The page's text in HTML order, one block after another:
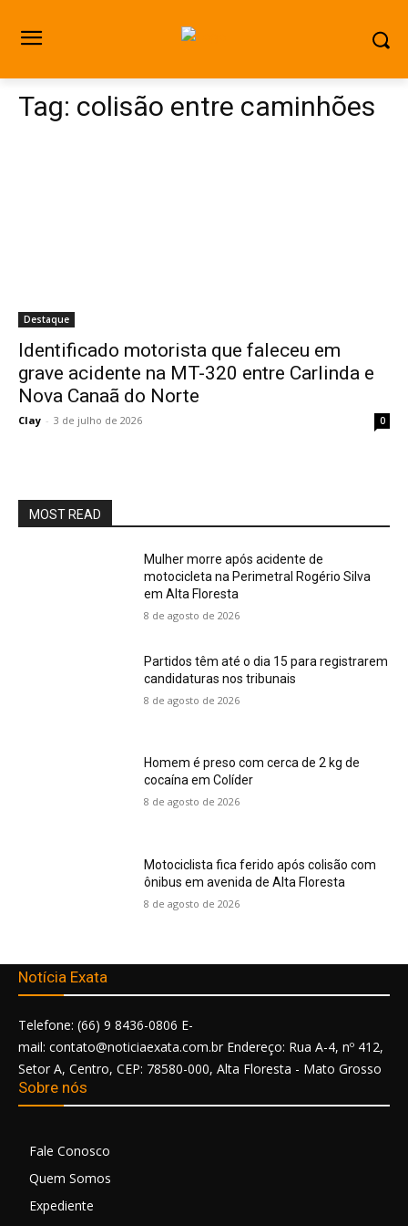
Tag: colisão entre caminhões
Destaque
Identificado motorista que faleceu em
grave acidente na MT-320 entre Carlinda e
Nova Canaã do Norte
Clay - 3 de julho de 2026 0
MOST READ
Mulher morre após acidente de
motocicleta na Perimetral Rogério Silva
em Alta Floresta
8 de agosto de 2026
Partidos têm até o dia 15 para registrarem
candidaturas nos tribunais
8 de agosto de 2026
Homem é preso com cerca de 2 kg de
cocaína em Colíder
8 de agosto de 2026
Motociclista fica ferido após colisão com
ônibus em avenida de Alta Floresta
8 de agosto de 2026
Notícia Exata
Telefone: (66) 9 8436-0806 E-
mail: contato@noticiaexata.com.br Endereço: Rua A-4, nº 412,
Setor A, Centro, CEP: 78580-000, Alta Floresta - Mato Grosso
Sobre nós
Fale Conosco
Quem Somos
Expediente